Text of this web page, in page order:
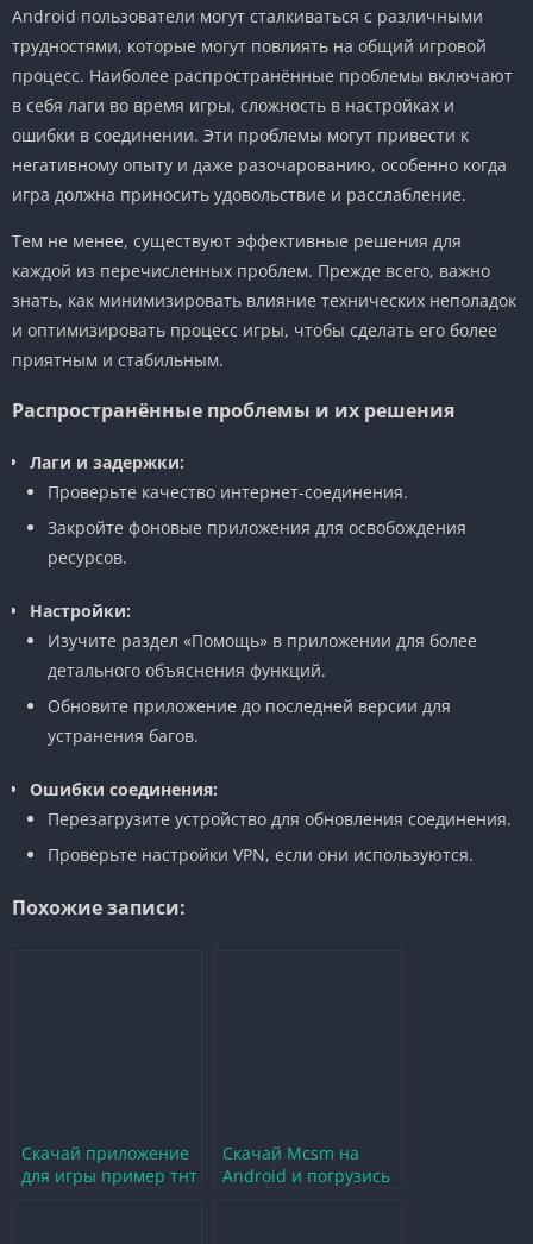
Android пользователи могут сталкиваться с различными
трудностями, которые могут повлиять на общий игровой
процесс. Наиболее распространённые проблемы включают
в себя лаги во время игры, сложность в настройках и
ошибки в соединении. Эти проблемы могут привести к
негативному опыту и даже разочарованию, особенно когда
игра должна приносить удовольствие и расслабление.
Тем не менее, существуют эффективные решения для
каждой из перечисленных проблем. Прежде всего, важно
знать, как минимизировать влияние технических неполадок
и оптимизировать процесс игры, чтобы сделать его более
приятным и стабильным.
Распространённые проблемы и их решения
Лаги и задержки:
Проверьте качество интернет-соединения.
Закройте фоновые приложения для освобождения
ресурсов.
Настройки:
Изучите раздел «Помощь» в приложении для более
детального объяснения функций.
Обновите приложение до последней версии для
устранения багов.
Ошибки соединения:
Перезагрузите устройство для обновления соединения.
Проверьте настройки VPN, если они используются.
Похожие записи:
Скачай приложение
для игры пример тнт
Скачай Mcsm на
Android и погрузись